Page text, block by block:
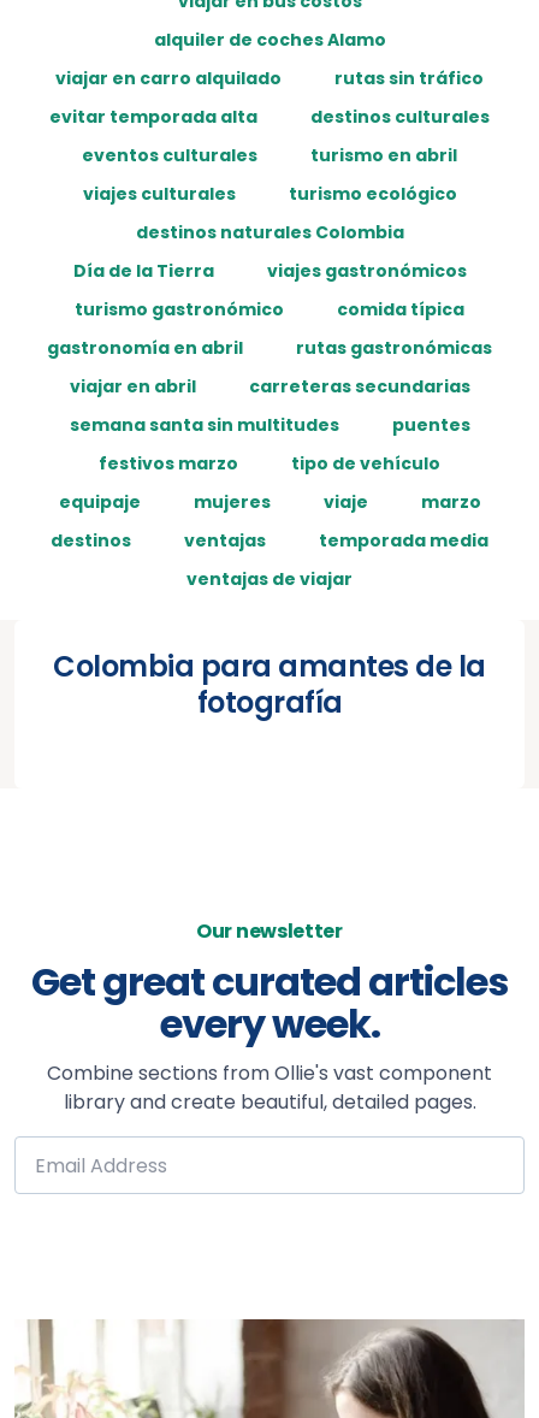
alquiler de coches Alamo
viajar en carro alquilado
rutas sin tráfico
evitar temporada alta
destinos culturales
eventos culturales
turismo en abril
viajes culturales
turismo ecológico
destinos naturales Colombia
Día de la Tierra
viajes gastronómicos
turismo gastronómico
comida típica
gastronomía en abril
rutas gastronómicas
viajar en abril
carreteras secundarias
semana santa sin multitudes
puentes
festivos marzo
tipo de vehículo
equipaje
mujeres viaje
marzo
destinos
ventajas
temporada media
ventajas de viajar
Colombia para amantes de la
fotografía
Our newsletter
Get great curated articles
every week.
Combine sections from Ollie's vast component
library and create beautiful, detailed pages.